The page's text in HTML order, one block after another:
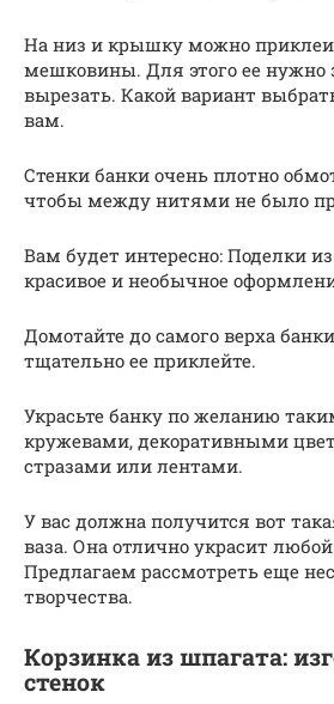
На низ и крышку можно
мешковины. Для этого ее нужно
вырезать. Какой вариант
вам.
Стенки банки очень плотно
чтобы между нитями не было
Вам будет интересно: Поделки
красивое и необычное
Домотайте до самого верха
тщательно ее приклейте.
Украсьте банку по желанию
кружевами, декоративными
стразами или лентами.
У вас должна получится вот
ваза. Она отлично украсит
Предлагаем рассмотреть еще
творчества.
Корзинка из шпагата:
стенок